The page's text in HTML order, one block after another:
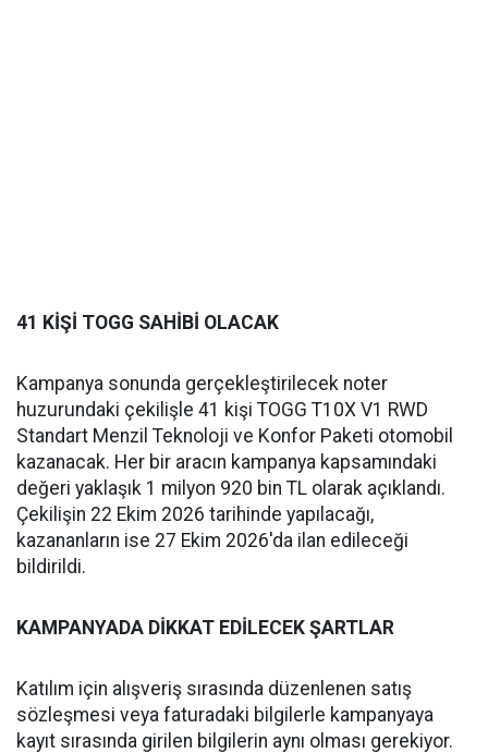
41 KİŞİ TOGG SAHİBİ OLACAK
Kampanya sonunda gerçekleştirilecek noter
huzurundaki çekilişle 41 kişi TOGG T10X V1 RWD
Standart Menzil Teknoloji ve Konfor Paketi otomobil
kazanacak. Her bir aracın kampanya kapsamındaki
değeri yaklaşık 1 milyon 920 bin TL olarak açıklandı.
Çekilişin 22 Ekim 2026 tarihinde yapılacağı,
kazananların ise 27 Ekim 2026'da ilan edileceği
bildirildi.
KAMPANYADA DİKKAT EDİLECEK ŞARTLAR
Katılım için alışveriş sırasında düzenlenen satış
sözleşmesi veya faturadaki bilgilerle kampanyaya
kayıt sırasında girilen bilgilerin aynı olması gerekiyor.